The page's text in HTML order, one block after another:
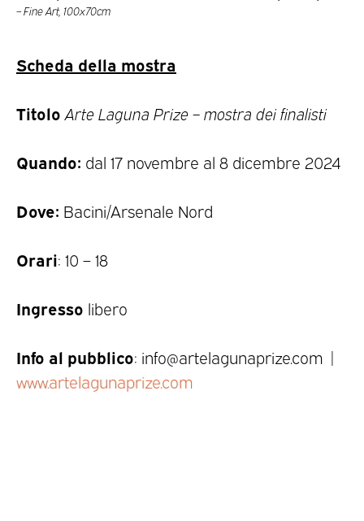
– Fine Art, 100x70cm
Scheda della mostra
Titolo Arte Laguna Prize – mostra dei finalisti
Quando: dal 17 novembre al 8 dicembre 2024
Dove: Bacini/Arsenale Nord
Orari: 10 – 18
Ingresso libero
Info al pubblico: info@artelagunaprize.com |
www.artelagunaprize.com